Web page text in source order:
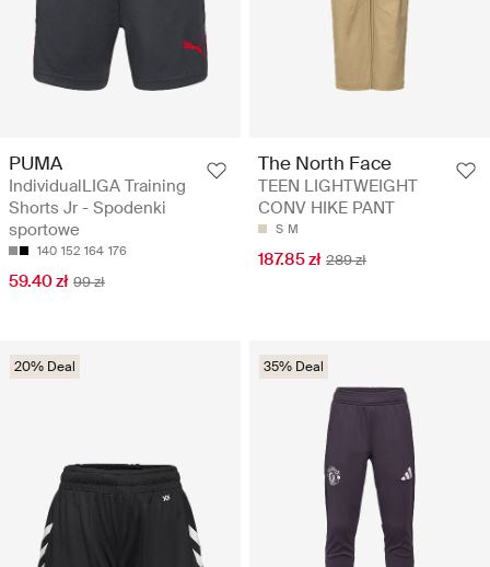
PUMA
IndividualLIGA Training
Shorts Jr - Spodenki
sportowe
140 152 164 176
59.40 zł 99 zł
The North Face
TEEN LIGHTWEIGHT
CONV HIKE PANT
S M
187.85 zł 289 zł
20% Deal 35% Deal